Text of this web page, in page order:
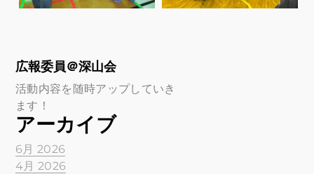
広報委員＠深山会
活動内容を随時アップしていき
ます！
アーカイブ
6月 2026
4月 2026